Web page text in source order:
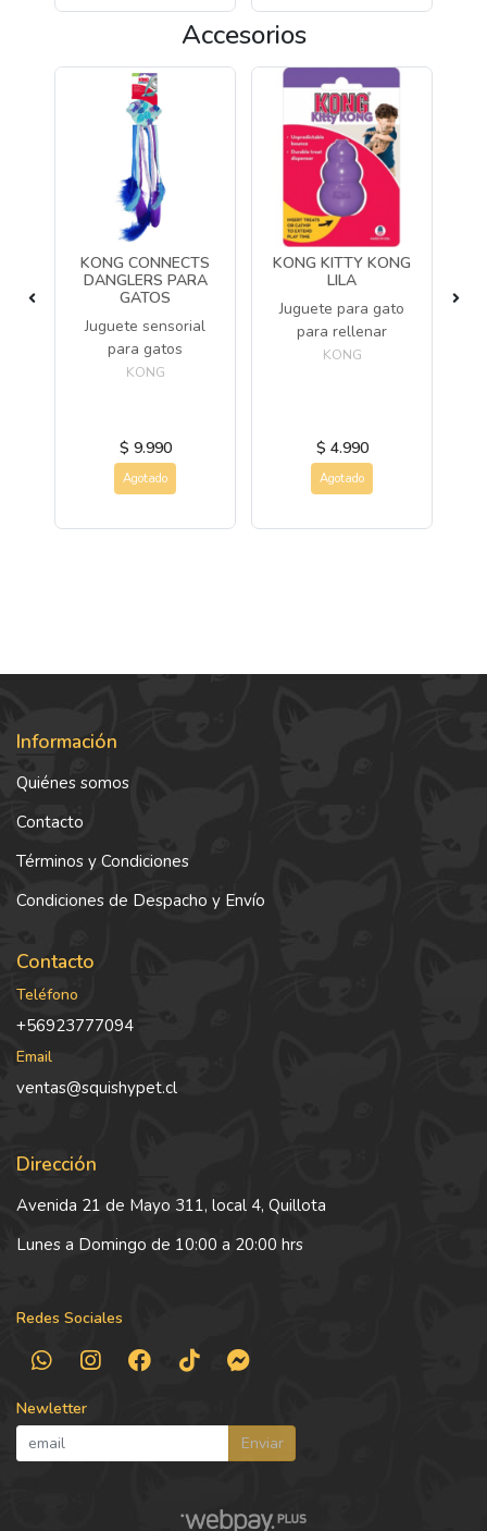
Accesorios
KONG CONNECTS
DANGLERS PARA
GATOS
Juguete sensorial
para gatos
KONG
$ 9.990
Agotado
KONG KITTY KONG
LILA
Juguete para gato
para rellenar
KONG
$ 4.990
Agotado
Información
Quiénes somos
Contacto
Términos y Condiciones
Condiciones de Despacho y Envío
Contacto
Teléfono
+56923777094
Email
ventas@squishypet.cl
Dirección
Avenida 21 de Mayo 311, local 4, Quillota
Lunes a Domingo de 10:00 a 20:00 hrs
Redes Sociales
Newletter
Enviar